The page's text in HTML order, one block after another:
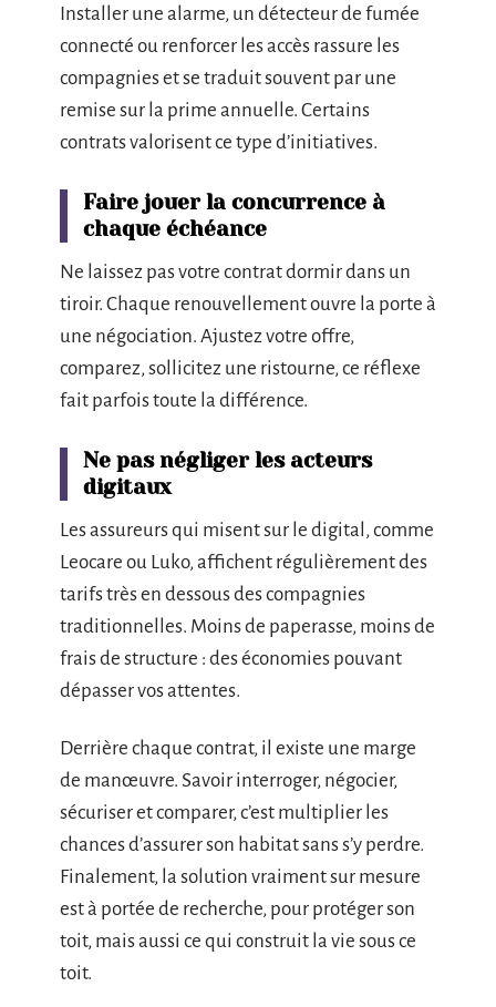
Installer une alarme, un détecteur de fumée
connecté ou renforcer les accès rassure les
compagnies et se traduit souvent par une
remise sur la prime annuelle. Certains
contrats valorisent ce type d’initiatives.
Faire jouer la concurrence à
chaque échéance
Ne laissez pas votre contrat dormir dans un
tiroir. Chaque renouvellement ouvre la porte à
une négociation. Ajustez votre offre,
comparez, sollicitez une ristourne, ce réflexe
fait parfois toute la différence.
Ne pas négliger les acteurs
digitaux
Les assureurs qui misent sur le digital, comme
Leocare ou Luko, affichent régulièrement des
tarifs très en dessous des compagnies
traditionnelles. Moins de paperasse, moins de
frais de structure : des économies pouvant
dépasser vos attentes.
Derrière chaque contrat, il existe une marge
de manœuvre. Savoir interroger, négocier,
sécuriser et comparer, c’est multiplier les
chances d’assurer son habitat sans s’y perdre.
Finalement, la solution vraiment sur mesure
est à portée de recherche, pour protéger son
toit, mais aussi ce qui construit la vie sous ce
toit.